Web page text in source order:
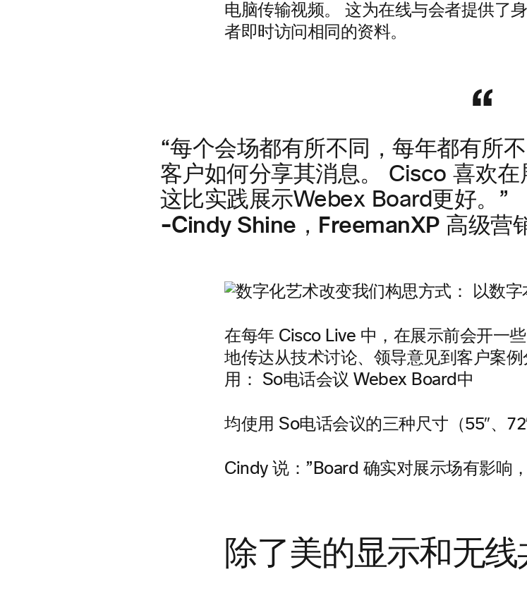
电脑传输视频。 这为在线与会者提供了
者即时访问相同的资料。
“每个会场都有所不同，每年都有所
客户如何分享其消息。 Cisco 喜欢在
这比实践展示Webex Board更好。”
-Cindy Shine，FreemanXP 高级营
在每年 Cisco Live 中，在展示前会开一
地传达从技术讨论、领导意见到客户案
用： So电话会议 Webex Board中
均使用 So电话会议的三种尺寸（55″、
Cindy 说：”Board 确实对展示场有影响
除了美的显示和无线